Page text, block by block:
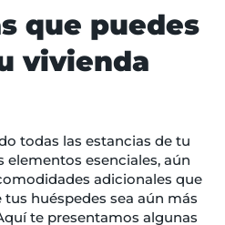
que puedes
vivienda
todas las estancias de tu
esenciales, aún
adicionales que
huéspedes sea aún más
te presentamos algunas